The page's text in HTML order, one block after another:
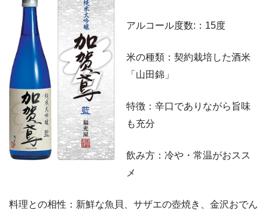
アルコール度数:：15度
米の種類：契約栽培した酒米
「山田錦」
特徴：辛口でありながら旨味
も充分
飲み方：冷や・常温がおスス
メ
料理との相性：新鮮な魚貝、サザエの壺焼き、金沢おでん